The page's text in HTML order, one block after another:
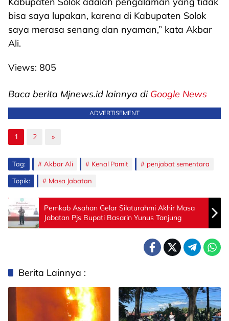
bisa saya lupakan, karena di Kabupaten Solok
saya merasa senang dan nyaman,” kata Akbar
Ali.
Views: 805
Baca berita Mjnews.id lainnya di Google News
ADVERTISEMENT
1 2 »
Tag: Akbar Ali Kenal Pamit penjabat sementara
Topik: Masa Jabatan
Pemkab Asahan Gelar Silaturahmi Akhir Masa
Jabatan Pjs Bupati Basarin Yunus Tanjung
Berita Lainnya :